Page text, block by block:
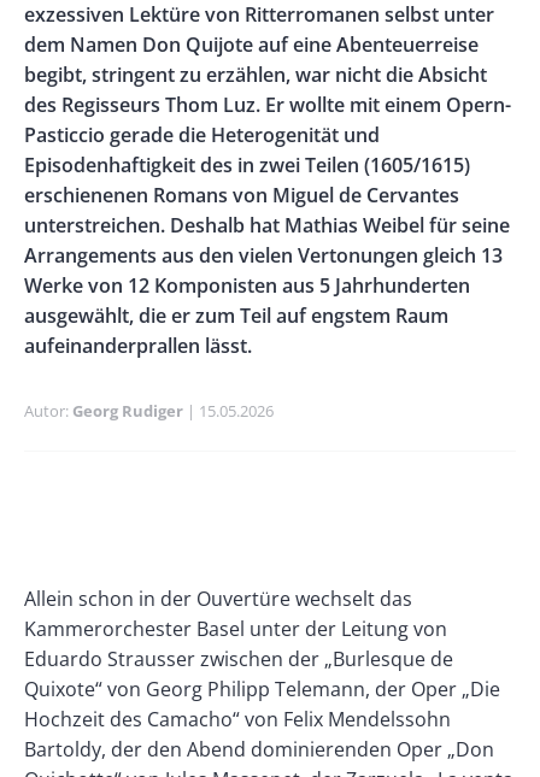
Teaser
exzessiven Lektüre von Ritterromanen selbst unter
dem Namen Don Quijote auf eine Abenteuerreise
begibt, stringent zu erzählen, war nicht die Absicht
des Regisseurs Thom Luz. Er wollte mit einem Opern-
Pasticcio gerade die Heterogenität und
Episodenhaftigkeit des in zwei Teilen (1605/1615)
erschienenen Romans von Miguel de Cervantes
unterstreichen. Deshalb hat Mathias Weibel für seine
Arrangements aus den vielen Vertonungen gleich 13
Werke von 12 Komponisten aus 5 Jahrhunderten
ausgewählt, die er zum Teil auf engstem Raum
aufeinanderprallen lässt.
Autor Georg Rudiger Publikationsdatum
15.05.2026
Right
Paragraphs
Text
Allein schon in der Ouvertüre wechselt das
Kammerorchester Basel unter der Leitung von
Eduardo Strausser zwischen der „Burlesque de
Quixote“ von Georg Philipp Telemann, der Oper „Die
Hochzeit des Camacho“ von Felix Mendelssohn
Bartoldy, der den Abend dominierenden Oper „Don